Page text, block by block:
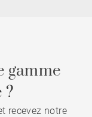
gamme
?
recevez notre